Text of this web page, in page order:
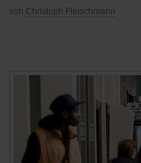
von Christoph Fleischmann